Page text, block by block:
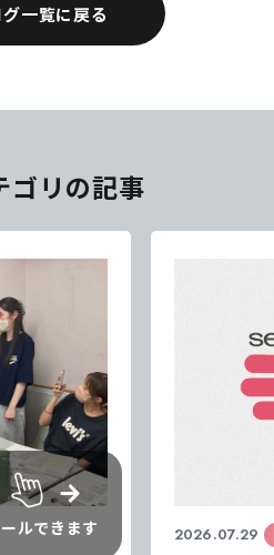
一覧に戻る
ゴリの記事
2026.07.29
ルできます